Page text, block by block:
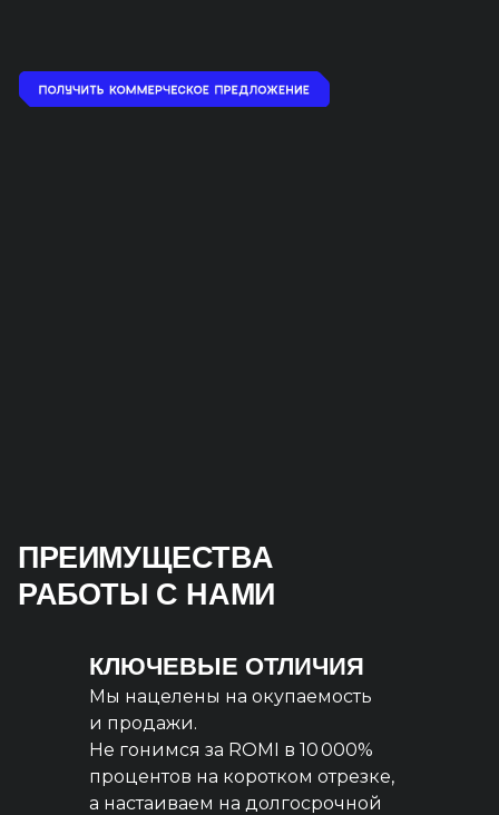
ПРЕИМУЩЕСТВА
РАБОТЫ С НАМИ
КЛЮЧЕВЫЕ ОТЛИЧИЯ
Мы нацелены на окупаемость
и продажи.
Не гонимся за ROMI в 10 000%
процентов на коротком отрезке,
а настаиваем на долгосрочной